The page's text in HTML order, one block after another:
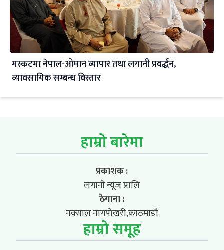
मस्कटमा नेपाल-ओमान व्यापार तथा लगानी प्रवर्द्धन,
व्यावसायिक सम्बन्ध विस्तार
हाम्रो बारेमा
प्रकाशक :
लगानी न्यूज प्रालि
ठेगाना :
नक्साल नागपोखरी,काठमाडौं
हाम्रो समूह